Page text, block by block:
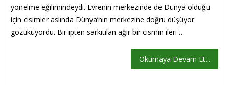
yönelme eğilimindeydi. Evrenin merkezinde de Dünya olduğu
için cisimler aslında Dünya’nın merkezine doğru düşüyor
gözüküyordu. Bir ipten sarkıtılan ağır bir cismin ileri …
Okumaya Devam Et...